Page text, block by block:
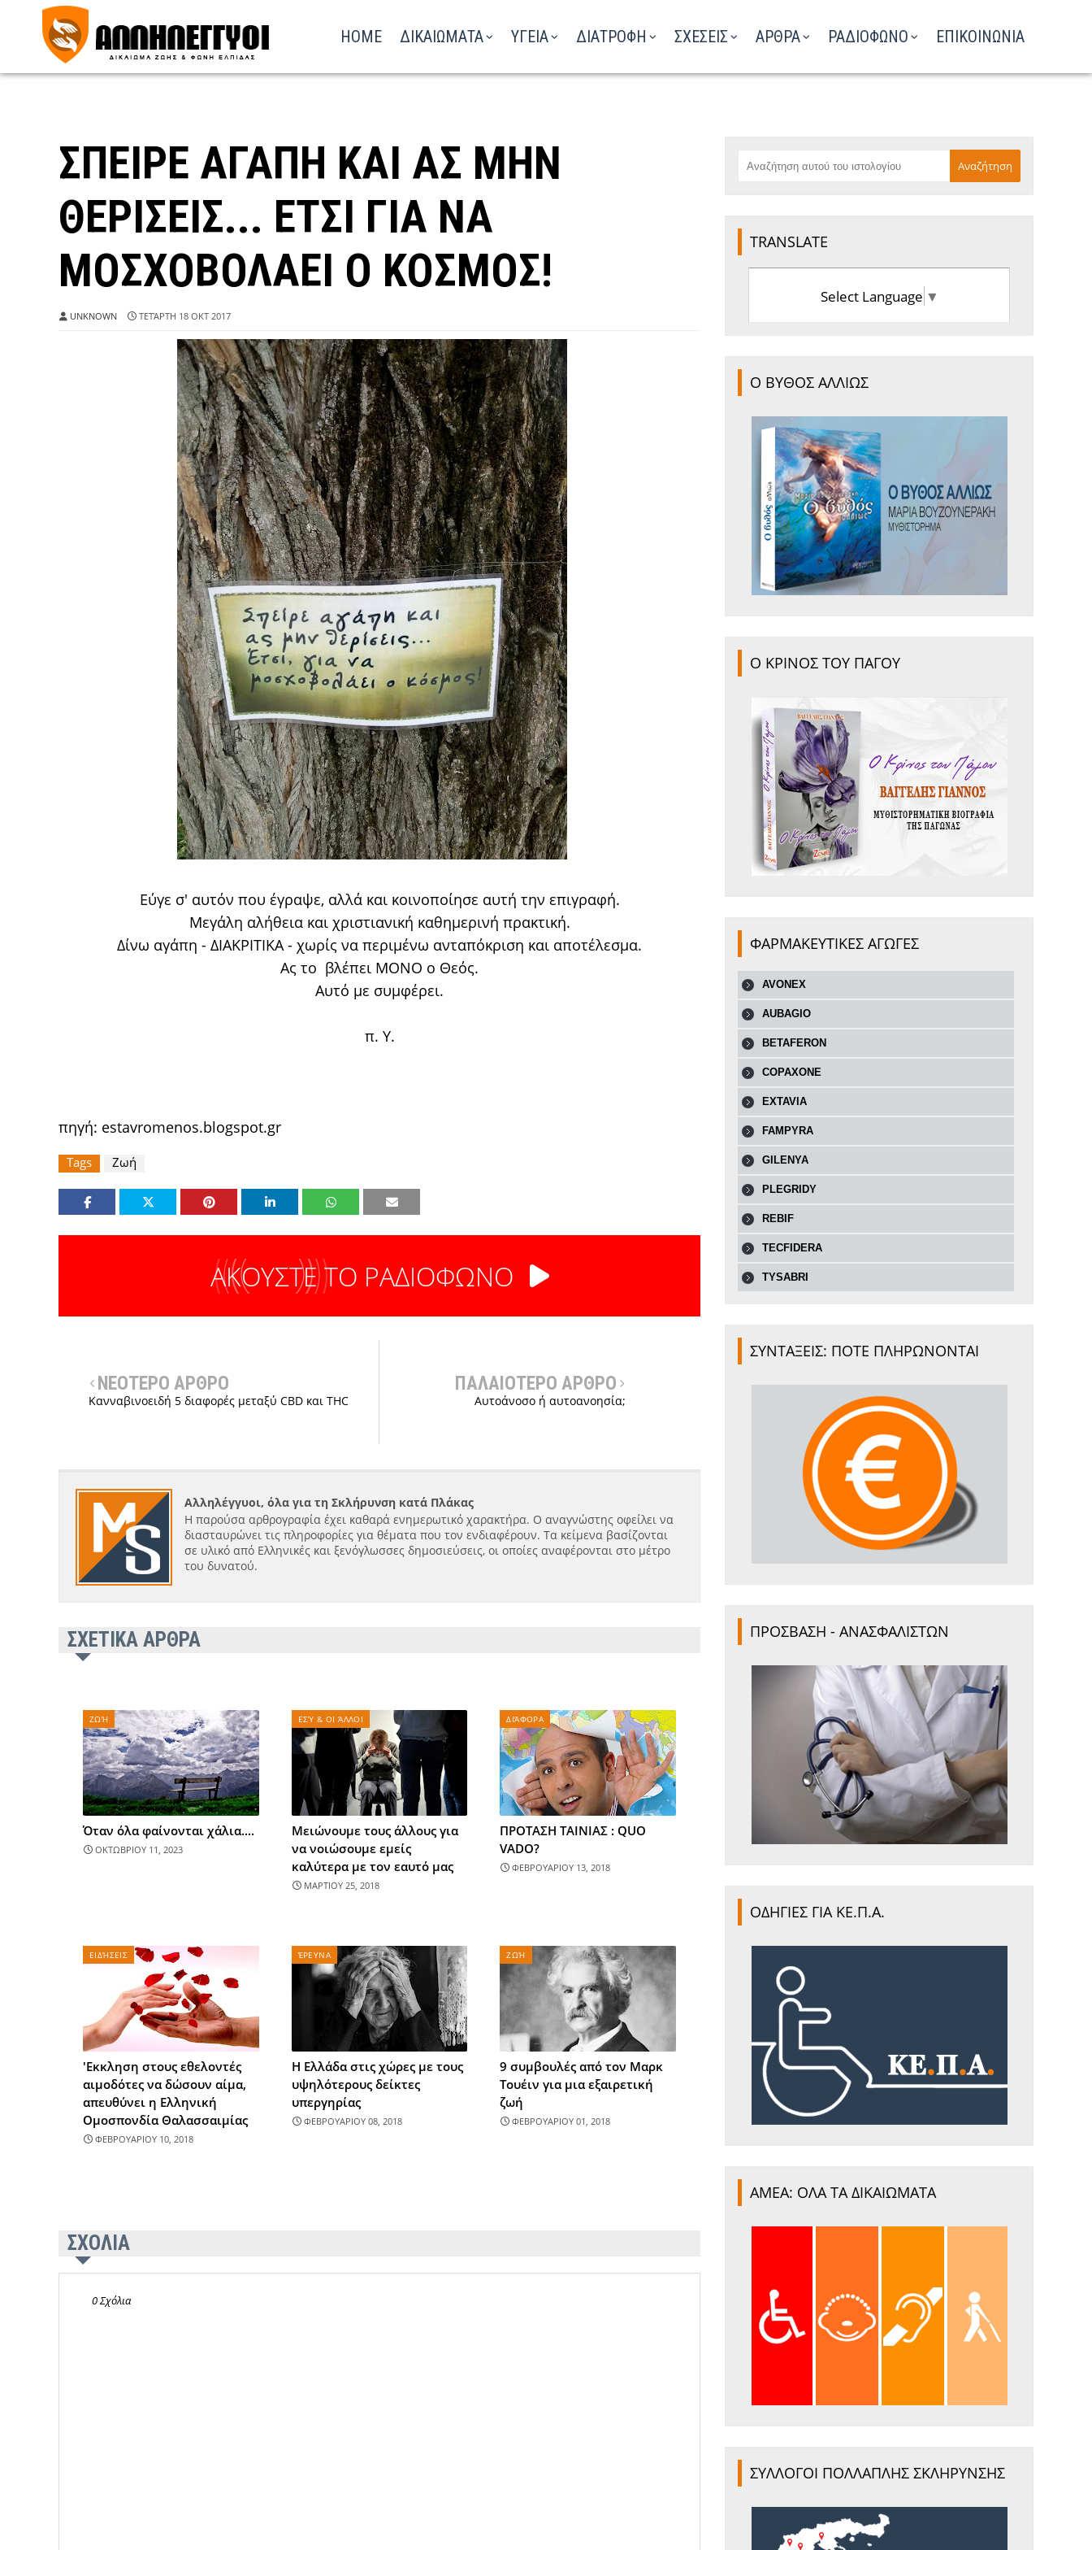
HOME ΔΙΚΑΙΩΜΑΤΑ ΥΓΕΙΑ ΔΙΑΤΡΟΦΗ ΣΧΕΣΕΙΣ ΑΡΘΡΑ ΡΑΔΙΟΦΩΝΟ ΕΠΙΚΟΙΝΩΝΙΑ
ΑΚΟΥΣΤΕ ΤΟ ΡΑΔΙΟΦΩΝΟ
ΣΠΕΙΡΕ ΑΓΑΠΗ ΚΑΙ ΑΣ ΜΗΝ
ΘΕΡΙΣΕΙΣ... ΕΤΣΙ ΓΙΑ ΝΑ
ΜΟΣΧΟΒΟΛΑΕΙ Ο ΚΟΣΜΟΣ!
UNKNOWN ΤΕΤΆΡΤΗ 18 ΟΚΤ 2017
Εύγε σ' αυτόν που έγραψε, αλλά και κοινοποίησε αυτή την επιγραφή.
Μεγάλη αλήθεια και χριστιανική καθημερινή πρακτική.
Δίνω αγάπη - ΔΙΑΚΡΙΤΙΚΑ - χωρίς να περιμένω ανταπόκριση και αποτέλεσμα.
Ας το βλέπει ΜΟΝΟ ο Θεός.
Αυτό με συμφέρει.
π. Υ.
πηγή: estavromenos.blogspot.gr
Tags Ζωή
ΑΚΟΥΣΤΕ ΤΟ ΡΑΔΙΟΦΩΝΟ
ΝΕΟΤΕΡΟ ΑΡΘΡΟ
Κανναβινοειδή 5 διαφορές μεταξύ CBD και THC
ΠΑΛΑΙΟΤΕΡΟ ΑΡΘΡΟ
Αυτοάνοσο ή αυτοανοησία;
Αλληλέγγυοι, όλα για τη Σκλήρυνση κατά Πλάκας
Η παρούσα αρθρογραφία έχει καθαρά ενημερωτικό χαρακτήρα. Ο αναγνώστης οφείλει να
διασταυρώνει τις πληροφορίες για θέματα που τον ενδιαφέρουν. Τα κείμενα βασίζονται
σε υλικό από Ελληνικές και ξενόγλωσσες δημοσιεύσεις, οι οποίες αναφέρονται στο μέτρο
του δυνατού.
ΣΧΕΤΙΚΑ ΑΡΘΡΑ
ΖΩΉ
Όταν όλα φαίνονται χάλια....
ΟΚΤΩΒΡΙΟΥ 11, 2023
ΕΣΎ & ΟΙ ΆΛΛΟΙ
Μειώνουμε τους άλλους για
να νοιώσουμε εμείς
καλύτερα με τον εαυτό μας
ΜΑΡΤΙΟΥ 25, 2018
ΔΙΆΦΟΡΑ
ΠΡΟΤΑΣΗ ΤΑΙΝΙΑΣ : QUO
VADO?
ΦΕΒΡΟΥΑΡΙΟΥ 13, 2018
ΕΙΔΉΣΕΙΣ
'Εκκληση στους εθελοντές
αιμοδότες να δώσουν αίμα,
απευθύνει η Ελληνική
Ομοσπονδία Θαλασσαιμίας
ΦΕΒΡΟΥΑΡΙΟΥ 10, 2018
ΈΡΕΥΝΑ
Η Ελλάδα στις χώρες με τους
υψηλότερους δείκτες
υπεργηρίας
ΦΕΒΡΟΥΑΡΙΟΥ 08, 2018
ΖΩΉ
9 συμβουλές από τον Μαρκ
Τουέιν για μια εξαιρετική
ζωή
ΦΕΒΡΟΥΑΡΙΟΥ 01, 2018
ΣΧΟΛΙΑ
0 Σχόλια
TRANSLATE
Select Language ▼
Ο ΒΥΘΟΣ ΑΛΛΙΩΣ
Ο ΚΡΙΝΟΣ ΤΟΥ ΠΑΓΟΥ
ΦΑΡΜΑΚΕΥΤΙΚΕΣ ΑΓΩΓΕΣ
AVONEX
AUBAGIO
BETAFERON
COPAXONE
EXTAVIA
FAMPYRA
GILENYA
PLEGRIDY
REBIF
TECFIDERA
TYSABRI
ΣΥΝΤΑΞΕΙΣ: ΠΟΤΕ ΠΛΗΡΩΝΟΝΤΑΙ
ΠΡΟΣΒΑΣΗ - ΑΝΑΣΦΑΛΙΣΤΩΝ
ΟΔΗΓΙΕΣ ΓΙΑ ΚΕ.Π.Α.
ΑΜΕΑ: ΟΛΑ ΤΑ ΔΙΚΑΙΩΜΑΤΑ
ΣΥΛΛΟΓΟΙ ΠΟΛΛΑΠΛΗΣ ΣΚΛΗΡΥΝΣΗΣ